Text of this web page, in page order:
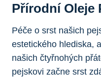
Přírodní‍ Oleje
Péče o srst našich
estetického hlediska,
našich ⁤čtyřnohých
pejskovi ‍začne srst